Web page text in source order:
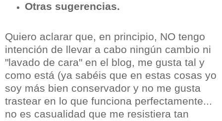
Otras sugerencias.
Quiero aclarar que, en principio, NO tengo
intención de llevar a cabo ningún cambio ni
"lavado de cara" en el blog, me gusta tal y
como está (ya sabéis que en estas cosas yo
soy más bien conservador y no me gusta
trastear en lo que funciona perfectamente...
no es casualidad que me resistiera tan